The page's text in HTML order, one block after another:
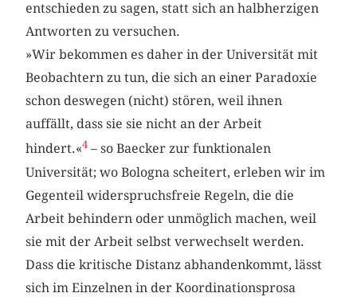
entschieden zu sagen, statt sich an halbherzigen
Antworten zu versuchen.
»Wir bekommen es daher in der Universität mit
Beobachtern zu tun, die sich an einer Paradoxie
schon deswegen (nicht) stören, weil ihnen
auffällt, dass sie sie nicht an der Arbeit
hindert.«4 – so Baecker zur funktionalen
Universität; wo Bologna scheitert, erleben wir im
Gegenteil widerspruchsfreie Regeln, die die
Arbeit behindern oder unmöglich machen, weil
sie mit der Arbeit selbst verwechselt werden.
Dass die kritische Distanz abhandenkommt, lässt
sich im Einzelnen in der Koordinationsprosa